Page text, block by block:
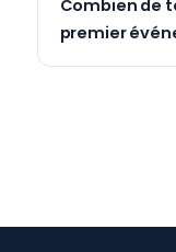
Combien de
premier